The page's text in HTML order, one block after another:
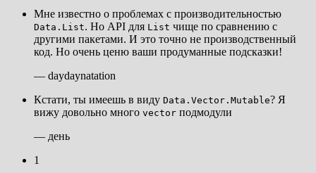
Мне известно о проблемах с производительностью
Data.List. Но API для List чище по сравнению с
другими пакетами. И это точно не производственный
код. Но очень ценю ваши продуманные подсказки!
— daydaynatation
Кстати, ты имеешь в виду Data.Vector.Mutable? Я
вижу довольно много vector подмодули
— день
1